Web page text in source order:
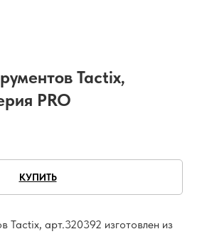
Tactix,
PRO
КУПИТЬ
Tactix, арт.320392 изготовлен из